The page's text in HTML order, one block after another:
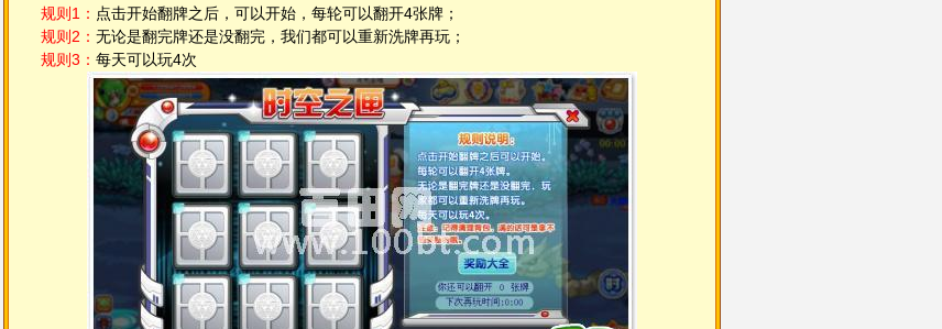
规则1： 点击开始翻牌之后，可以开始，每轮可以翻开4张牌；
规则2： 无论是翻完牌还是没翻完，我们都可以重新洗牌再玩；
规则3： 每天可以玩4次